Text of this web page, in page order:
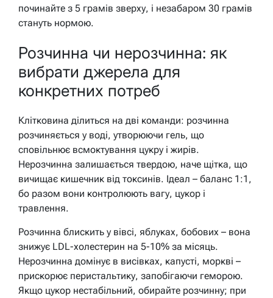
починайте з 5 грамів зверху, і незабаром 30 грамів
стануть нормою.
Розчинна чи нерозчинна: як
вибрати джерела для
конкретних потреб
Клітковина ділиться на дві команди: розчинна
розчиняється у воді, утворюючи гель, що
сповільнює всмоктування цукру і жирів.
Нерозчинна залишається твердою, наче щітка, що
вичищає кишечник від токсинів. Ідеал – баланс 1:1,
бо разом вони контролюють вагу, цукор і
травлення.
Розчинна блискить у вівсі, яблуках, бобових – вона
знижує LDL-холестерин на 5-10% за місяць.
Нерозчинна домінує в висівках, капусті, моркві –
прискорює перистальтику, запобігаючи геморою.
Якщо цукор нестабільний, обирайте розчинну; при